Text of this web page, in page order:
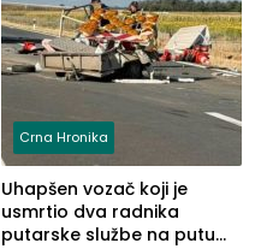
Crna Hronika
Uhapšen vozač koji je
usmrtio dva radnika
putarske službe na putu